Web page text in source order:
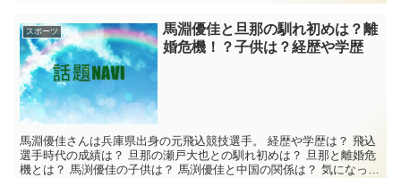
スポーツ
馬淵優佳と旦那の馴れ初めは？離
婚危機！？子供は？経歴や学歴
馬淵優佳さんは兵庫県出身の元飛込競技選手。 経歴や学歴は？ 飛込
選手時代の成績は？ 旦那の瀬戸大也との馴れ初めは？ 旦那と離婚危
機とは？ 馬渕優佳の子供は？ 馬渕優佳と中国の関係は？ 気になった